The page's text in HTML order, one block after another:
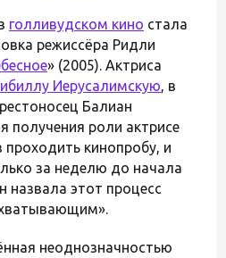
голливудском кино стала
режиссёра Ридли
» (2005). Актриса
Иерусалимскую, в
Балиан
получения роли актрисе
кинопробу, и
за неделю до начала
назвала этот процесс
неоднозначностью